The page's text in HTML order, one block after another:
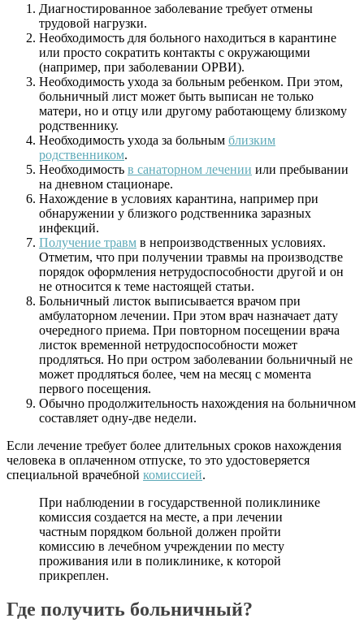
Диагностированное заболевание требует отмены
трудовой нагрузки.
Необходимость для больного находиться в карантине
или просто сократить контакты с окружающими
(например, при заболевании ОРВИ).
Необходимость ухода за больным ребенком. При этом,
больничный лист может быть выписан не только
матери, но и отцу или другому работающему близкому
родственнику.
Необходимость ухода за больным близким
родственником.
Необходимость в санаторном лечении или пребывании
на дневном стационаре.
Нахождение в условиях карантина, например при
обнаружении у близкого родственника заразных
инфекций.
Получение травм в непроизводственных условиях.
Отметим, что при получении травмы на производстве
порядок оформления нетрудоспособности другой и он
не относится к теме настоящей статьи.
Больничный листок выписывается врачом при
амбулаторном лечении. При этом врач назначает дату
очередного приема. При повторном посещении врача
листок временной нетрудоспособности может
продляться. Но при остром заболевании больничный не
может продляться более, чем на месяц с момента
первого посещения.
Обычно продолжительность нахождения на больничном
составляет одну-две недели.
Если лечение требует более длительных сроков нахождения
человека в оплаченном отпуске, то это удостоверяется
специальной врачебной комиссией.
При наблюдении в государственной поликлинике
комиссия создается на месте, а при лечении
частным порядком больной должен пройти
комиссию в лечебном учреждении по месту
проживания или в поликлинике, к которой
прикреплен.
Где получить больничный?